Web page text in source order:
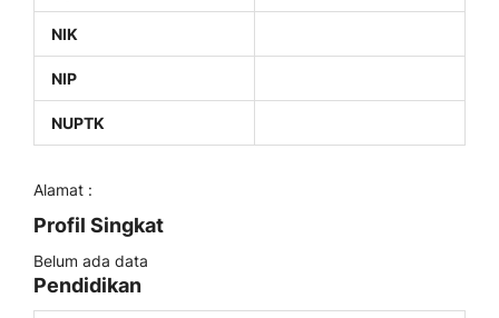
NIK
NIP
NUPTK
Alamat :
Profil Singkat
Belum ada data
Pendidikan